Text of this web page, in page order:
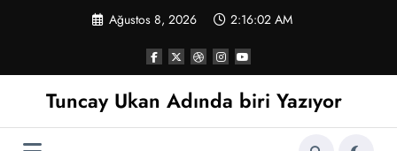
Ağustos 8, 2026 2:16:03 AM
Tuncay Ukan Adında biri Yazıyor